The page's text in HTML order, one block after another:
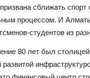
сближать спорт
процессом. И
студентов из
80 лет был
развитой